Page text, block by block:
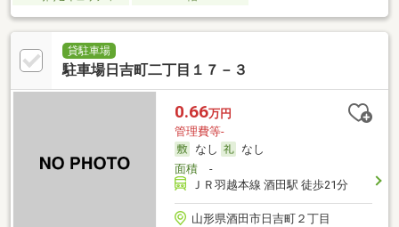
貸駐車場
駐車場日吉町二丁目１７－３
0.66万円
管理費等-
なし
なし
面積-
ＪＲ羽越本線 酒田駅 徒歩21分
山形県酒田市日吉町２丁目